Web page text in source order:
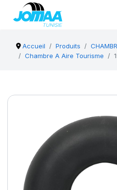
Accueil Produits
Chambre A Aire Tourisme